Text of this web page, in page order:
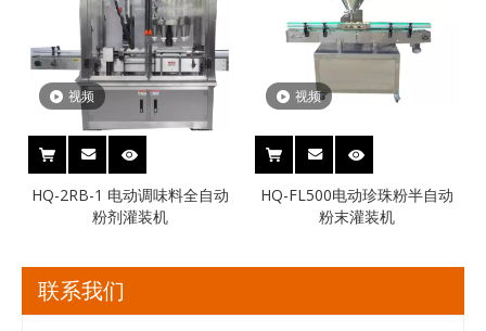
视频
HQ-2RB-1 电动调味料全自动
粉剂灌装机
视频
HQ-FL500电动珍珠粉半自动
粉末灌装机
联系我们